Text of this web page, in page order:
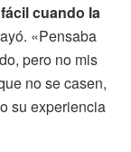
cuando la
«Pensaba
pero no mis
no se casen,
su experiencia